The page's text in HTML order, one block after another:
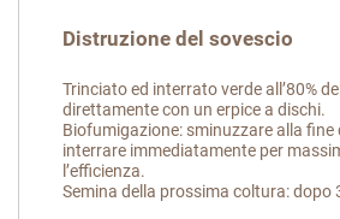
Distruzione del sovescio
Trinciato ed interrato verde all’80%
direttamente con un erpice a dischi.
Biofumigazione: sminuzzare alla fine
interrare immediatamente per
l’efficienza.
Semina della prossima coltura: dopo